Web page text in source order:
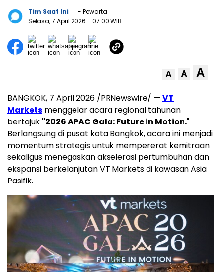
Tim Saat Ini
- Pewarta
Selasa, 7 April 2026 - 07:00 WIB
A A A
BANGKOK, 7 April 2026 /PRNewswire/ — VT
Markets menggelar acara regional tahunan
bertajuk "2026 APAC Gala: Future in Motion."
Berlangsung di pusat kota Bangkok, acara ini menjadi
momentum strategis untuk mempererat kemitraan
sekaligus menegaskan akselerasi pertumbuhan dan
ekspansi berkelanjutan VT Markets di kawasan Asia
Pasifik.